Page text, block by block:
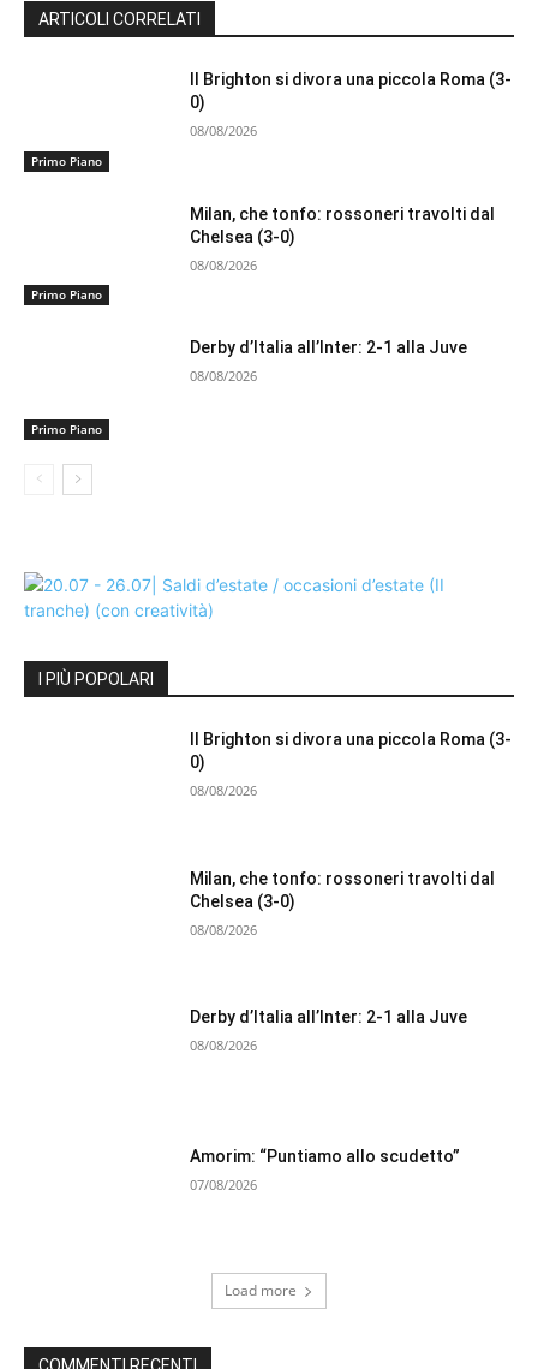
ARTICOLI CORRELATI
Primo Piano
Il Brighton si divora una piccola Roma (3-
0)
08/08/2026
Primo Piano
Milan, che tonfo: rossoneri travolti dal
Chelsea (3-0)
08/08/2026
Primo Piano
Derby d’Italia all’Inter: 2-1 alla Juve
08/08/2026
I PIÙ POPOLARI
Il Brighton si divora una piccola Roma (3-
0)
08/08/2026
Milan, che tonfo: rossoneri travolti dal
Chelsea (3-0)
08/08/2026
Derby d’Italia all’Inter: 2-1 alla Juve
08/08/2026
Amorim: “Puntiamo allo scudetto”
07/08/2026
Load more
COMMENTI RECENTI